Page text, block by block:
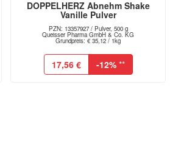
DOPPELHERZ Abnehm Shake
Vanille Pulver
PZN: 13357927 / Pulver, 500 g
Queisser Pharma GmbH & Co. KG
Grundpreis: € 35,12 / 1kg
17,56 € -12%**